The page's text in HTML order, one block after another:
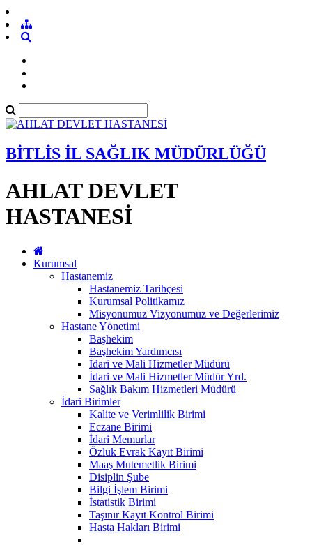
BİTLİS İL SAĞLIK MÜDÜRLÜĞÜ
AHLAT DEVLET
HASTANESİ
Kurumsal
Hastanemiz
Hastanemiz Tarihçesi
Kurumsal Politikamız
Misyonumuz Vizyonumuz ve Değerlerimiz
Hastane Yönetimi
Başhekim
Başhekim Yardımcısı
İdari ve Mali Hizmetler Müdürü
İdari ve Mali Hizmetler Müdür Yrd.
Sağlık Bakım Hizmetleri Müdürü
İdari Birimler
Kalite ve Verimlilik Birimi
Eczane Birimi
İdari Memurlar
Özlük Evrak Kayıt Birimi
Maaş Mutemetlik Birimi
Disiplin Şube
Bilgi İşlem Birimi
İstatistik Birimi
Taşınır Kayıt Kontrol Birimi
Hasta Hakları Birimi